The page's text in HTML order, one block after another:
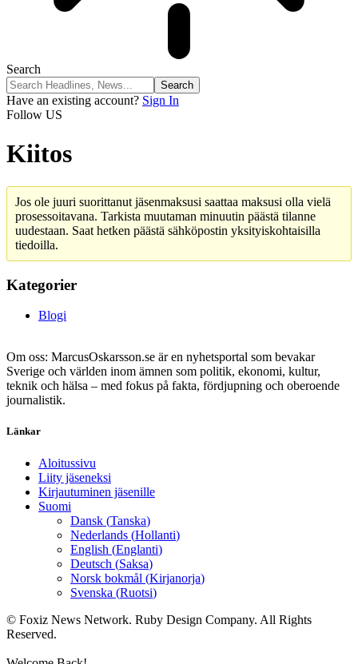
Search
Have an existing account? Sign In
Follow US
Kiitos
Jos ole juuri suorittanut jäsenmaksusi saattaa maksusi olla vielä
prosessoitavana. Tarkista muutaman minuutin päästä tilanne
uudestaan. Saat hetken päästä sähköpostin yksityiskohtaisilla
tiedoilla.
Kategorier
Blogi
Om oss: MarcusOskarsson.se är en nyhetsportal som bevakar
Sverige och världen inom ämnen som politik, ekonomi, kultur,
teknik och hälsa – med fokus på fakta, fördjupning och oberoende
journalistik.
Länkar
Aloitussivu
Liity jäseneksi
Kirjautuminen jäsenille
Suomi
Dansk (Tanska)
Nederlands (Hollanti)
English (Englanti)
Deutsch (Saksa)
Norsk bokmål (Kirjanorja)
Svenska (Ruotsi)
© Foxiz News Network. Ruby Design Company. All Rights
Reserved.